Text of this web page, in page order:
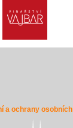
a ochrany osobních